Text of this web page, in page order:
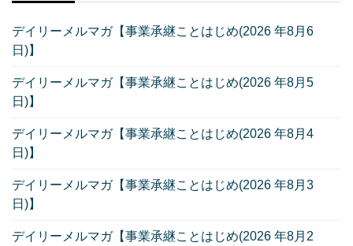
デイリーメルマガ【事業承継ことはじめ(2026 年8月6
日)】
デイリーメルマガ【事業承継ことはじめ(2026 年8月5
日)】
デイリーメルマガ【事業承継ことはじめ(2026 年8月4
日)】
デイリーメルマガ【事業承継ことはじめ(2026 年8月3
日)】
デイリーメルマガ【事業承継ことはじめ(2026 年8月2